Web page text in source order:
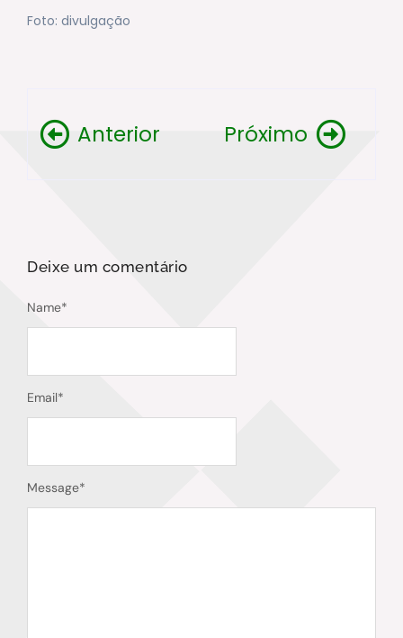
Foto: divulgação
Anterior Próximo
Deixe um comentário
Message*
Name*
Email*